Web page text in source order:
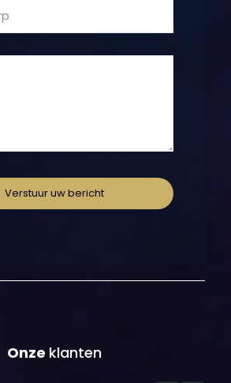
Onze klanten